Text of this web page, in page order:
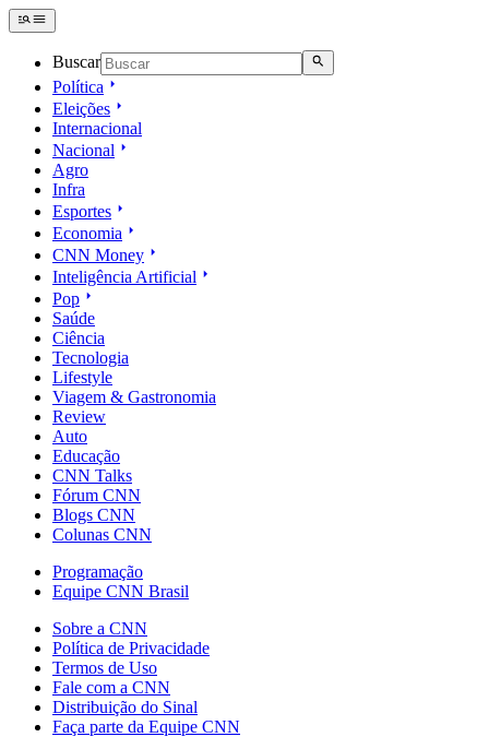
Buscar
Política
Eleições
Internacional
Nacional
Agro
Infra
Esportes
Economia
CNN Money
Inteligência Artificial
Pop
Saúde
Ciência
Tecnologia
Lifestyle
Viagem & Gastronomia
Review
Auto
Educação
CNN Talks
Fórum CNN
Blogs CNN
Colunas CNN
Programação
Equipe CNN Brasil
Sobre a CNN
Política de Privacidade
Termos de Uso
Fale com a CNN
Distribuição do Sinal
Faça parte da Equipe CNN